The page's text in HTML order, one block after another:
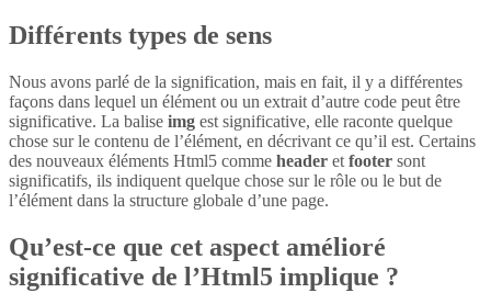
Différents types de sens
Nous avons parlé de la signification, mais en fait, il y a différentes
façons dans lequel un élément ou un extrait d’autre code peut être
significative. La balise img est significative, elle raconte quelque
chose sur le contenu de l’élément, en décrivant ce qu’il est. Certains
des nouveaux éléments Html5 comme header et footer sont
significatifs, ils indiquent quelque chose sur le rôle ou le but de
l’élément dans la structure globale d’une page.
Qu’est-ce que cet aspect amélioré
significative de l’Html5 implique ?